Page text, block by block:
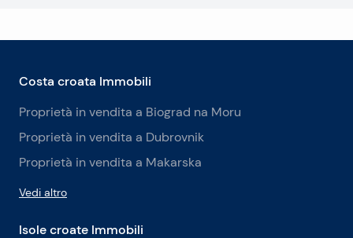
Costa croata Immobili
Proprietà in vendita a Biograd na Moru
Proprietà in vendita a Dubrovnik
Proprietà in vendita a Makarska
Vedi altro
Isole croate Immobili